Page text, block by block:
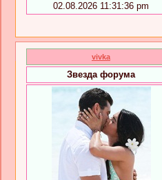
02.08.2026 11:31:36 pm
vivka
Звезда форума